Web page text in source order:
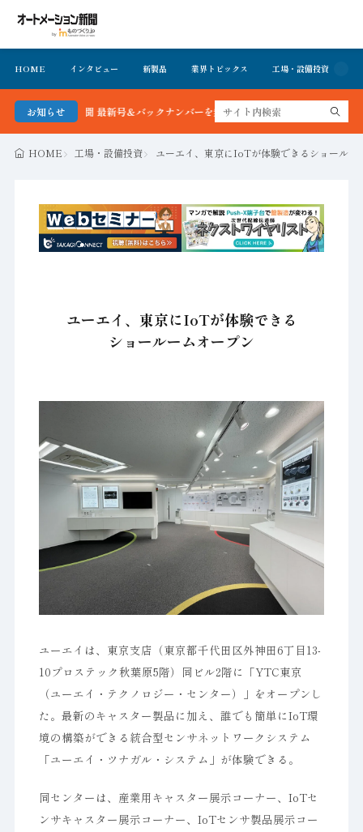
HOME インタビュー 新製品 業界トピックス 工場・設備投資
お知らせ
ン新聞 最新号＆バックナンバーを無料で公開中 詳細はこちら
HOME 工場・設備投資 ユーエイ、東京にIoTが体験できるショールー
ユーエイ、東京にIoTが体験できる
ショールームオープン
ユーエイは、東京支店（東京都千代田区外神田6丁目13-
10プロステック秋葉原5階）同ビル2階に「YTC東京
（ユーエイ・テクノロジー・センター）」をオープンし
た。最新のキャスター製品に加え、誰でも簡単にIoT環
境の構築ができる統合型センサネットワークシステム
「ユーエイ・ツナガル・システム」が体験できる。
同センターは、産業用キャスター展示コーナー、IoTセ
ンサキャスター展示コーナー、IoTセンサ製品展示コー